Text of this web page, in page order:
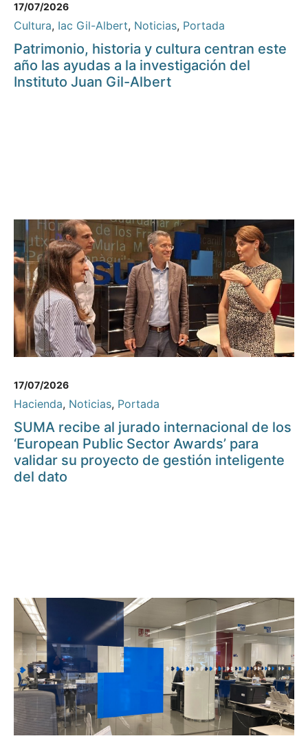
17/07/2026
Cultura, Iac Gil-Albert, Noticias, Portada
Patrimonio, historia y cultura centran este
año las ayudas a la investigación del
Instituto Juan Gil-Albert
17/07/2026
Hacienda, Noticias, Portada
SUMA recibe al jurado internacional de los
‘European Public Sector Awards’ para
validar su proyecto de gestión inteligente
del dato